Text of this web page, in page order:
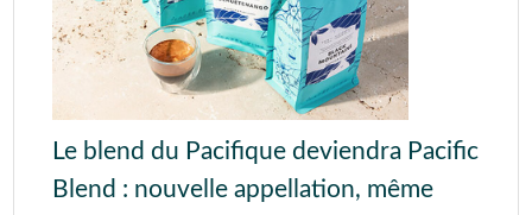
Le blend du Pacifique deviendra Pacific
Blend : nouvelle appellation, même